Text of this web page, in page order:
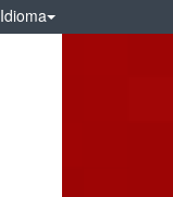
Idioma